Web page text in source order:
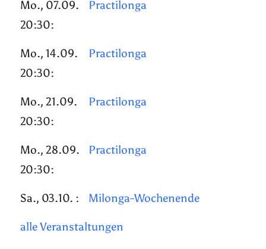
Mo., 07.09.
20:30:
Practilonga
Mo., 14.09.
20:30:
Practilonga
Mo., 21.09.
20:30:
Practilonga
Mo., 28.09.
20:30:
Practilonga
Sa., 03.10. : Milonga-Wochenende
alle Veranstaltungen